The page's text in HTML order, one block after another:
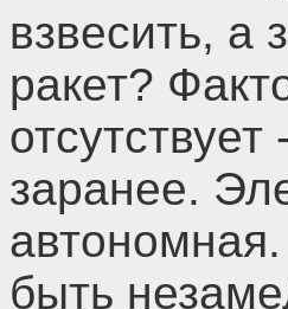
взвесить, а
ракет?
заранее.
быть